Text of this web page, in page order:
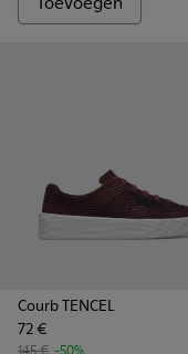
Courb TENCEL
72 €
145 € -50%